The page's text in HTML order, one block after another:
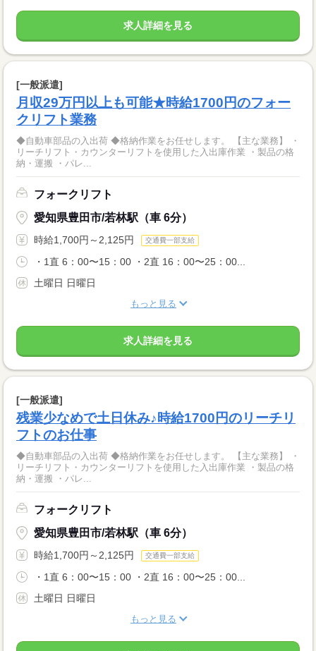
求人詳細を見る
[一般派遣]
月収29万円以上も可能★時給1700円のフォー
クリフト業務
◆自動車部品の入出荷 ◆格納作業をお任せします。 【主な業務】 ・
リーチリフト・カウンターリフトを使用した入出庫作業 ・製品の格
納・運搬 ・パレ...
フォークリフト
愛知県豊田市/若林駅（車 6分）
時給1,700円～2,125円 交通費一部支給
・1直 6：00〜15：00 ・2直 16：00〜25：00...
土曜日 日曜日
もっと見る
求人詳細を見る
[一般派遣]
残業少なめで土日休み♪時給1700円のリーチリ
フトのお仕事
◆自動車部品の入出荷 ◆格納作業をお任せします。 【主な業務】 ・
リーチリフト・カウンターリフトを使用した入出庫作業 ・製品の格
納・運搬 ・パレ...
フォークリフト
愛知県豊田市/若林駅（車 6分）
時給1,700円～2,125円 交通費一部支給
・1直 6：00〜15：00 ・2直 16：00〜25：00...
土曜日 日曜日
もっと見る